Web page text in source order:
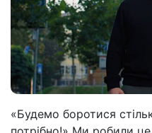
«Будемо боротися